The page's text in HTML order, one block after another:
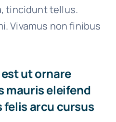
tincidunt tellus.
Vivamus non finibus
ut ornare
mauris eleifend
felis arcu cursus